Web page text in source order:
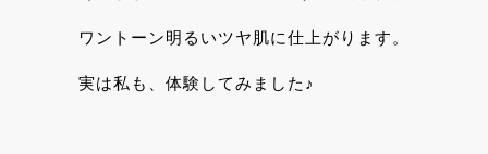
ワントーン明るいツヤ肌に仕上がります。
実は私も、体験してみました♪